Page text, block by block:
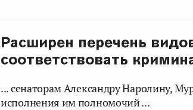
Расширен перечень
соответствовать
... сенаторам Александру Наролину,
исполнения им полномочий ...